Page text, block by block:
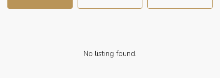
No listing found.